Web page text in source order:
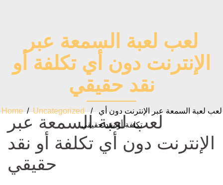
لعب لعبة السمعة عبر
الإنترنت دون أي تكلفة أو
نقد حقيقي
Home/ Uncategorized / لعب لعبة السمعة عبر الإنترنت دون أي
تكلفة أو نقد حقيقي
لعب لعبة السمعة عبر
الإنترنت دون أي تكلفة أو نقد
حقيقي